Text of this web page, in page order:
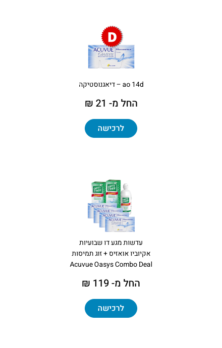
ao 14d – דיאגנוסטיקה
החל מ- 21 ₪
לרכישה
עדשות מגע דו שבועיות
אקיוביו אואזיס + זוג תמיסות
Acuvue Oasys Combo Deal
החל מ- 119 ₪
לרכישה